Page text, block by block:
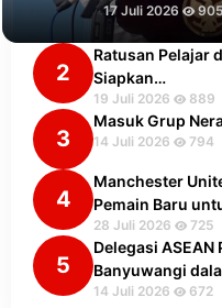
17 Juli 2026 905
2
Ratusan Pelajar
Siapkan…
19 Juli 2026 889
3
Masuk Grup
14 Juli 2026 794
4
Manchester
Pemain Baru
28 Juli 2026 725
5
Delegasi
Banyuwangi
14 Juli 2026 672